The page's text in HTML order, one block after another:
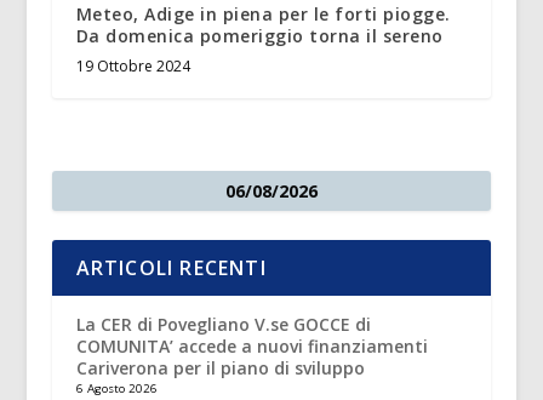
Meteo, Adige in piena per le forti piogge.
Da domenica pomeriggio torna il sereno
19 Ottobre 2024
06/08/2026
ARTICOLI RECENTI
La CER di Povegliano V.se GOCCE di
COMUNITA’ accede a nuovi finanziamenti
Cariverona per il piano di sviluppo
6 Agosto 2026